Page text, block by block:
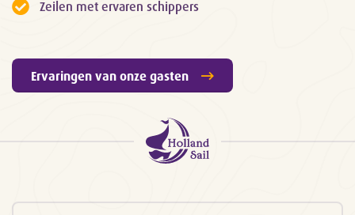
Zeilen met ervaren schippers
Ervaringen van onze gasten